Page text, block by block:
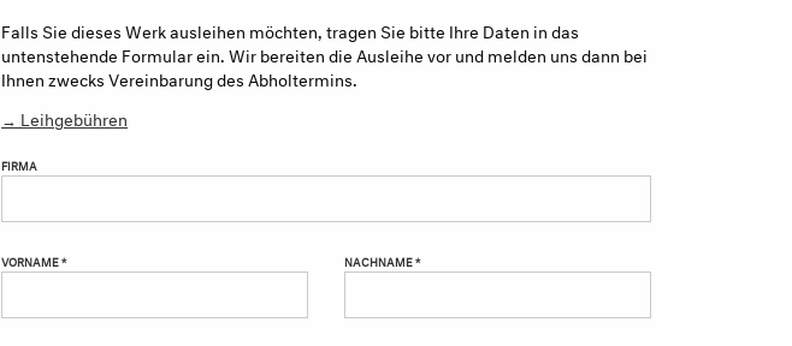
Falls Sie dieses Werk ausleihen möchten, tragen Sie bitte Ihre Daten in das
untenstehende Formular ein. Wir bereiten die Ausleihe vor und melden uns dann bei
Ihnen zwecks Vereinbarung des Abholtermins.
→ Leihgebühren
FIRMA
VORNAME * NACHNAME *